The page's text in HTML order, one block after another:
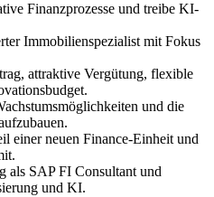
Finanzprozesse und treibe KI-
Immobilienspezialist mit Fokus
attraktive Vergütung, flexible
und die
einer neuen Finance-Einheit und
als SAP FI Consultant und
und KI.